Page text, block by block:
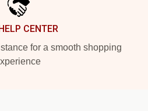
CENTER
for a smooth shopping